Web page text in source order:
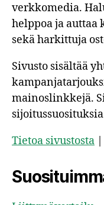
verkkomedia.
helppoa ja auttaa
sekä harkittuja
Sivusto sisältää
mainoslinkkejä.
Tietoa sivustosta |